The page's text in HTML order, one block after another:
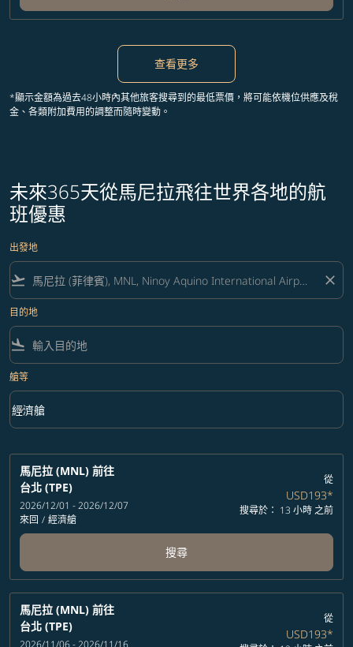
查看更多
*顯示金額為過去48小時內其他旅客搜尋到的最低票價，將可能依機位供應及稅
金、各類附加費用的調整而隨時變動。
未來365天從馬尼拉飛往世界各地的航
班優惠
出發地
flight_takeoff close
目的地
flight_land
艙等
艙等 option 經濟艙 Selected
經濟艙
keyboard_arrow_down
馬尼拉 (MNL) 前往
台北 (TPE)
2026/12/01 - 2026/12/07
來回 / 經濟艙
從
USD193*
搜尋於： 13 小時 之前
搜尋
馬尼拉 (MNL) 前往
台北 (TPE)
2026/11/06 - 2026/11/16
從
USD193*